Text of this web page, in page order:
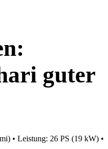
guter
• Leistung: 26 PS (19 kW) •